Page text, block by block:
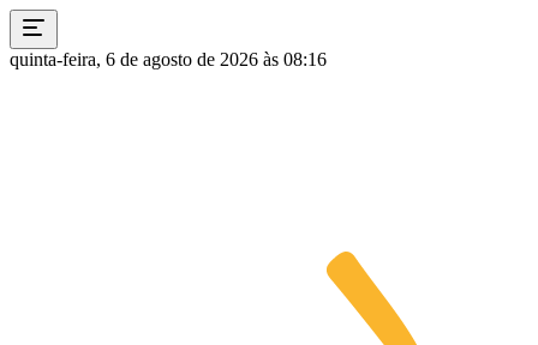
quinta-feira, 6 de agosto de 2026 às 08:16